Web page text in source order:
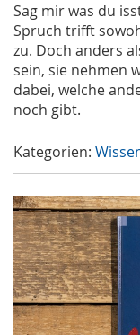
Sag mir was du
Spruch trifft
zu. Doch anders
sein, sie nehmen
dabei, welche
noch gibt.
Kategorien: